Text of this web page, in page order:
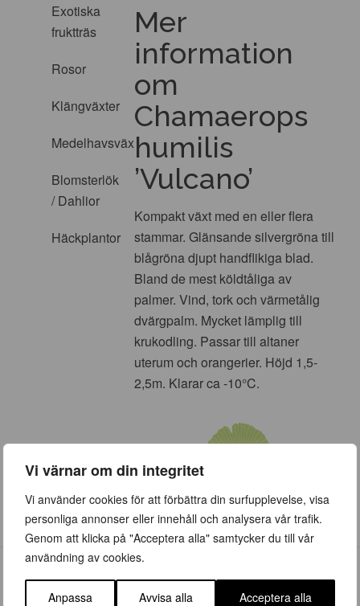
Vi värnar om din integritet
Vi använder cookies för att förbättra din surfupplevelse, visa
personliga annonser eller innehåll och analysera vår trafik.
Genom att klicka på "Acceptera alla" samtycker du till vår
användning av cookies.
Anpassa Avvisa alla Acceptera alla
Exotiska
fruktträs
Rosor
Klängväxter
Medelhavsväxter
Blomsterlök
/ Dahlior
Häckplantor
Mer
information
om
Chamaerops
humilis
’Vulcano’
Kompakt växt med en eller flera
stammar. Glänsande silvergröna till
blågröna djupt handflikiga blad.
Bland de mest köldtåliga av
palmer. Vind, tork och värmetålig
dvärgpalm. Mycket lämplig till
krukodling. Passar till altaner
uterum och orangerier. Höjd 1,5-
2,5m. Klarar ca -10°C.